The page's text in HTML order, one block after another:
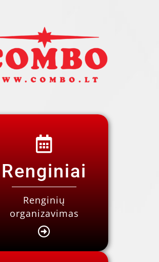
Renginiai
Renginių
organizavimas